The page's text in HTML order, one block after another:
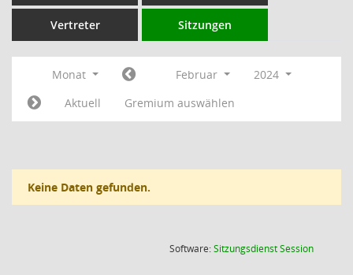
Vertreter Sitzungen
Monat Februar
2024
Aktuell
Gremium auswählen
Keine Daten gefunden.
Software:SitzungsdienstSession(Wird in